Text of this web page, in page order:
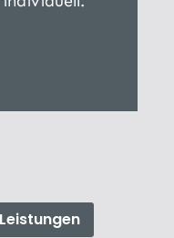
Leistungen